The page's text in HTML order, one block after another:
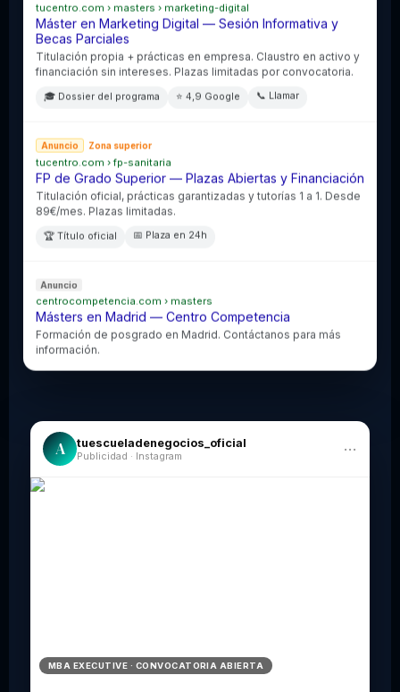
tucentro.com › masters › marketing-digital
Máster en Marketing Digital — Sesión Informativa y
Becas Parciales
Titulación propia + prácticas en empresa. Claustro en activo y
financiación sin intereses. Plazas limitadas por convocatoria.
🎓 Dossier del programa
⭐ 4,9 Google 📞 Llamar
Anuncio Zona superior
tucentro.com › fp-sanitaria
FP de Grado Superior — Plazas Abiertas y Financiación
Titulación oficial, prácticas garantizadas y tutorías 1 a 1. Desde
89€/mes. Plazas limitadas.
🏆 Título oficial
📅 Plaza en 24h
Anuncio
centrocompetencia.com › masters
Másters en Madrid — Centro Competencia
Formación de posgrado en Madrid. Contáctanos para más
información.
A tuescueladenegocios_oficial
Publicidad · Instagram ···
MBA EXECUTIVE · CONVOCATORIA ABIERTA